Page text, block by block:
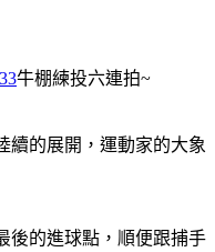
牛棚練投六連拍~
續的展開，運動家的大象
後的進球點，順便跟捕手